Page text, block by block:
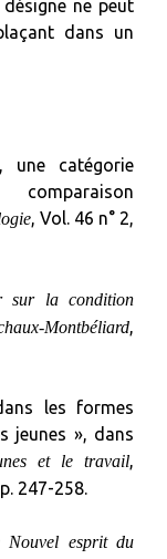
ne peut
dans un
une catégorie
, Vol. 46 n° 2,
sur la condition
Montbéliard,
les formes
jeunes », dans
et le travail,
247-258.
Nouvel esprit du